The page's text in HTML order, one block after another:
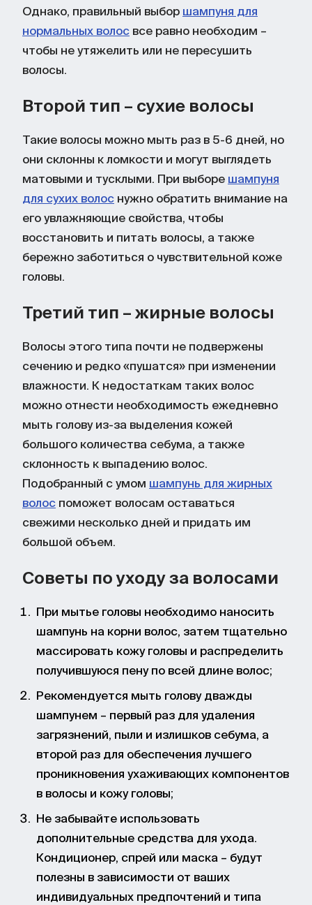
Однако, правильный выбор шампуня для
нормальных волос все равно необходим –
чтобы не утяжелить или не пересушить
волосы.
Второй тип – сухие волосы
Такие волосы можно мыть раз в 5-6 дней, но
они склонны к ломкости и могут выглядеть
матовыми и тусклыми. При выборе шампуня
для сухих волос нужно обратить внимание на
его увлажняющие свойства, чтобы
восстановить и питать волосы, а также
бережно заботиться о чувствительной коже
головы.
Третий тип – жирные волосы
Волосы этого типа почти не подвержены
сечению и редко «пушатся» при изменении
влажности. К недостаткам таких волос
можно отнести необходимость ежедневно
мыть голову из-за выделения кожей
большого количества себума, а также
склонность к выпадению волос.
Подобранный с умом шампунь для жирных
волос поможет волосам оставаться
свежими несколько дней и придать им
большой объем.
Советы по уходу за волосами
При мытье головы необходимо наносить
шампунь на корни волос, затем тщательно
массировать кожу головы и распределить
получившуюся пену по всей длине волос;
Рекомендуется мыть голову дважды
шампунем – первый раз для удаления
загрязнений, пыли и излишков себума, а
второй раз для обеспечения лучшего
проникновения ухаживающих компонентов
в волосы и кожу головы;
Не забывайте использовать
дополнительные средства для ухода.
Кондиционер, спрей или маска – будут
полезны в зависимости от ваших
индивидуальных предпочтений и типа